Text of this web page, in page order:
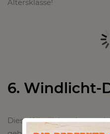
Altersklasse!
6. Windlicht-
Diese Windlichter lassen